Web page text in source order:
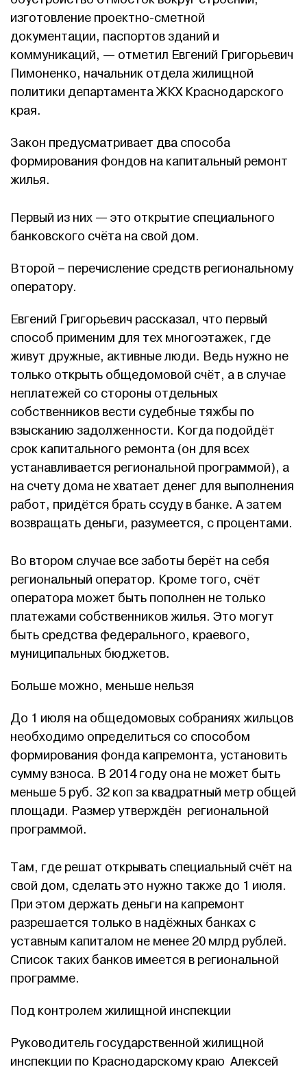
изготовление проектно-сметной
документации, паспортов зданий и
коммуникаций, — отметил Евгений Григорьевич
Пимоненко, начальник отдела жилищной
политики департамента ЖКХ Краснодарского
края.
Закон предусматривает два способа
формирования фондов на капитальный ремонт
жилья.
Первый из них — это открытие специального
банковского счёта на свой дом.
Второй – перечисление средств региональному
оператору.
Евгений Григорьевич рассказал, что первый
способ применим для тех многоэтажек, где
живут дружные, активные люди. Ведь нужно не
только открыть общедомовой счёт, а в случае
неплатежей со стороны отдельных
собственников вести судебные тяжбы по
взысканию задолженности. Когда подойдёт
срок капитального ремонта (он для всех
устанавливается региональной программой), а
на счету дома не хватает денег для выполнения
работ, придётся брать ссуду в банке. А затем
возвращать деньги, разумеется, с процентами.
Во втором случае все заботы берёт на себя
региональный оператор. Кроме того, счёт
оператора может быть пополнен не только
платежами собственников жилья. Это могут
быть средства федерального, краевого,
муниципальных бюджетов.
Больше можно, меньше нельзя
До 1 июля на общедомовых собраниях жильцов
необходимо определиться со способом
формирования фонда капремонта, установить
сумму взноса. В 2014 году она не может быть
меньше 5 руб. 32 коп за квадратный метр общей
площади. Размер утверждён региональной
программой.
Там, где решат открывать специальный счёт на
свой дом, сделать это нужно также до 1 июля.
При этом держать деньги на капремонт
разрешается только в надёжных банках с
уставным капиталом не менее 20 млрд рублей.
Список таких банков имеется в региональной
программе.
Под контролем жилищной инспекции
Руководитель государственной жилищной
инспекции по Краснодарскому краю Алексей